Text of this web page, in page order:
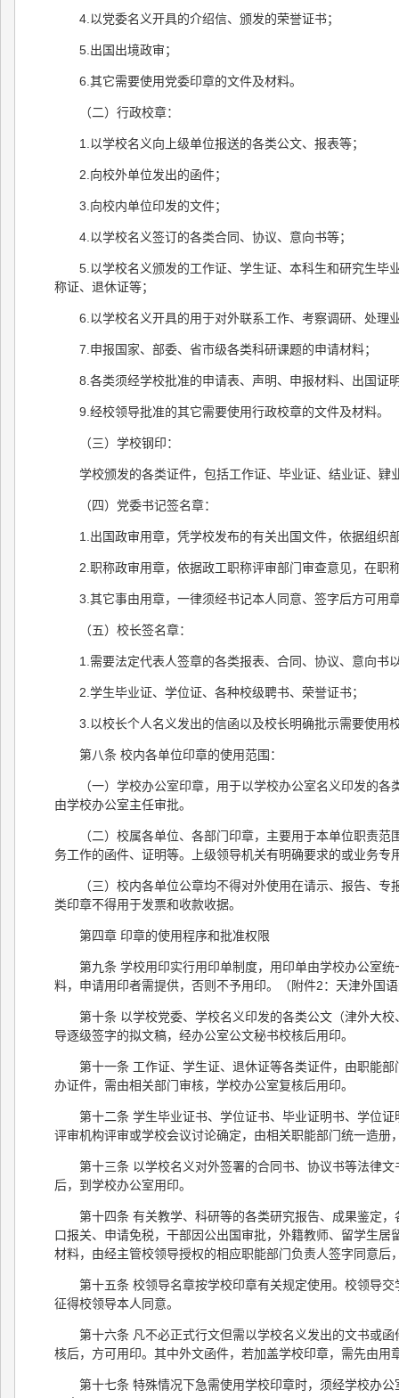
4.以党委名义开具的介绍信、颁发的荣誉证书；
5.出国出境政审；
6.其它需要使用党委印章的文件及材料。
（二）行政校章：
1.以学校名义向上级单位报送的各类公文、报表等；
2.向校外单位发出的函件；
3.向校内单位印发的文件；
4.以学校名义签订的各类合同、协议、意向书等；
5.以学校名义颁发的工作证、学生证、本科生和研究生毕
称证、退休证等；
6.以学校名义开具的用于对外联系工作、考察调研、处理
7.申报国家、部委、省市级各类科研课题的申请材料；
8.各类须经学校批准的申请表、声明、申报材料、出国证
9.经校领导批准的其它需要使用行政校章的文件及材料。
（三）学校钢印：
学校颁发的各类证件，包括工作证、毕业证、结业证、
（四）党委书记签名章：
1.出国政审用章，凭学校发布的有关出国文件，依据组织
2.职称政审用章，依据政工职称评审部门审查意见，在职
3.其它事由用章，一律须经书记本人同意、签字后方可用
（五）校长签名章：
1.需要法定代表人签章的各类报表、合同、协议、意向书
2.学生毕业证、学位证、各种校级聘书、荣誉证书；
3.以校长个人名义发出的信函以及校长明确批示需要使用
第八条 校内各单位印章的使用范围：
（一）学校办公室印章，用于以学校办公室名义印发的
由学校办公室主任审批。
（二）校属各单位、各部门印章，主要用于本单位职责
务工作的函件、证明等。上级领导机关有明确要求的或业务专
（三）校内各单位公章均不得对外使用在请示、报告、
类印章不得用于发票和收款收据。
第四章 印章的使用程序和批准权限
第九条 学校用印实行用印单制度，用印单由学校办公室
料，申请用印者需提供，否则不予用印。（附件2：天津外国
第十条 以学校党委、学校名义印发的各类公文（津外大
导逐级签字的拟文稿，经办公室公文秘书校核后用印。
第十一条 工作证、学生证、退休证等各类证件，由职能
办证件，需由相关部门审核，学校办公室复核后用印。
第十二条 学生毕业证书、学位证书、毕业证明书、学位
评审机构评审或学校会议讨论确定，由相关职能部门统一造
第十三条 以学校名义对外签署的合同书、协议书等法律
后，到学校办公室用印。
第十四条 有关教学、科研等的各类研究报告、成果鉴定
口报关、申请免税，干部因公出国审批，外籍教师、留学生
材料，由经主管校领导授权的相应职能部门负责人签字同意后
第十五条 校领导名章按学校印章有关规定使用。校领导
征得校领导本人同意。
第十六条 凡不必正式行文但需以学校名义发出的文书或
核后，方可用印。其中外文函件，若加盖学校印章，需先由
第十七条 特殊情况下急需使用学校印章时，须经学校办